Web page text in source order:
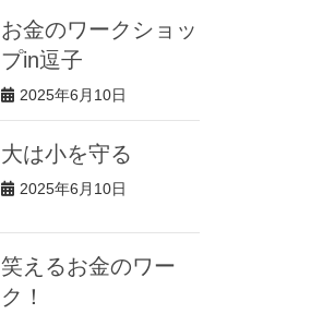
お金のワークショッ
プin逗子
2025年6月10日
大は小を守る
2025年6月10日
笑えるお金のワー
ク！